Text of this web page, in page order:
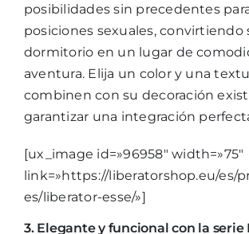
posibilidades sin precedentes
posiciones sexuales, convirtiendo
dormitorio en un lugar de
aventura. Elija un color y una
combinen con su decoración
garantizar una integración
[ux_image id=»96958″ width=»75″
link=»https://liberatorshop.eu/es/
es/liberator-esse/»]
3. Elegante y funcional con la serie